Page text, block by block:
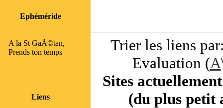
Ephéméride
A la St GaÃ©tan,
Prends ton temps
Liens
Trier les liens
Evaluation (A
Sites
(du plus petit